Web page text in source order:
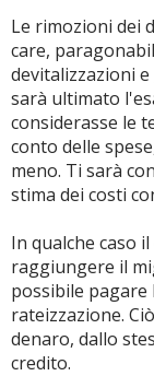
Le rimozioni dei
care,
devitalizzazioni
sarà ultimato
considerasse le
conto delle
meno. Ti sarà
stima dei costi
In qualche caso
raggiungere il
possibile
rateizzazione.
denaro, dallo
credito.